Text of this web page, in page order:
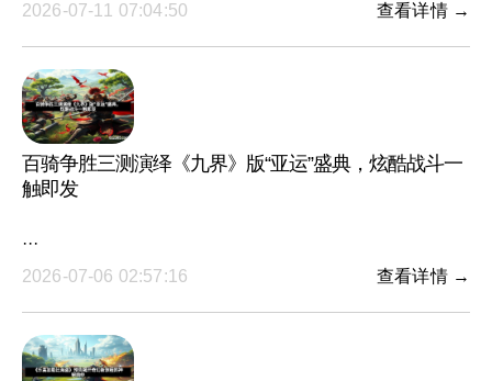
2026-07-11 07:04:50
查看详情 →
百骑争胜三测演绎《九界》版“亚运”盛典，炫酷战斗一
触即发
···
2026-07-06 02:57:16
查看详情 →